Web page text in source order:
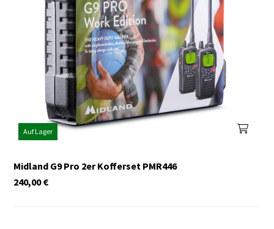
Auf Lager
Midland G9 Pro 2er Kofferset PMR446
€
240,00